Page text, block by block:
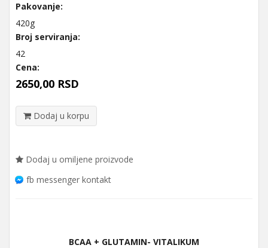
Pakovanje:
420g
Broj serviranja:
42
Cena:
2650,00 RSD
Dodaj u korpu
Dodaj u omiljene proizvode
fb messenger kontakt
BCAA + GLUTAMIN- VITALIKUM